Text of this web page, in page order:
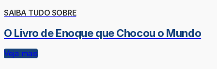
SAIBA TUDO SOBRE
O Livro de Enoque que Chocou o Mundo
Veja mais